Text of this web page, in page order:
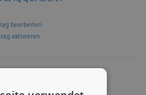
bearbeiten
aktivieren